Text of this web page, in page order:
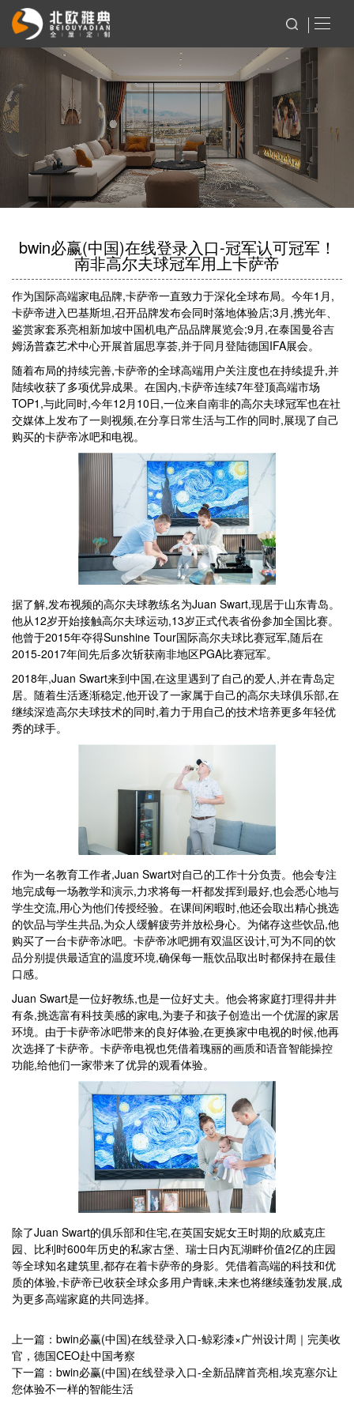
bwin必赢(中国)在线登录入口-冠军认可冠军！
南非高尔夫球冠军用上卡萨帝
作为国际高端家电品牌,卡萨帝一直致力于深化全球布局。今年1月,
卡萨帝进入巴基斯坦,召开品牌发布会同时落地体验店;3月,携光年、
鉴赏家套系亮相新加坡中国机电产品品牌展览会;9月,在泰国曼谷吉
姆汤普森艺术中心开展首届思享荟,并于同月登陆德国IFA展会。
随着布局的持续完善,卡萨帝的全球高端用户关注度也在持续提升,并
陆续收获了多项优异成果。在国内,卡萨帝连续7年登顶高端市场
TOP1,与此同时,今年12月10日,一位来自南非的高尔夫球冠军也在社
交媒体上发布了一则视频,在分享日常生活与工作的同时,展现了自己
购买的卡萨帝冰吧和电视。
据了解,发布视频的高尔夫球教练名为Juan Swart,现居于山东青岛。
他从12岁开始接触高尔夫球运动,13岁正式代表省份参加全国比赛。
他曾于2015年夺得Sunshine Tour国际高尔夫球比赛冠军,随后在
2015-2017年间先后多次斩获南非地区PGA比赛冠军。
2018年,Juan Swart来到中国,在这里遇到了自己的爱人,并在青岛定
居。随着生活逐渐稳定,他开设了一家属于自己的高尔夫球俱乐部,在
继续深造高尔夫球技术的同时,着力于用自己的技术培养更多年轻优
秀的球手。
作为一名教育工作者,Juan Swart对自己的工作十分负责。他会专注
地完成每一场教学和演示,力求将每一杆都发挥到最好,也会悉心地与
学生交流,用心为他们传授经验。在课间闲暇时,他还会取出精心挑选
的饮品与学生共品,为众人缓解疲劳并放松身心。为储存这些饮品,他
购买了一台卡萨帝冰吧。卡萨帝冰吧拥有双温区设计,可为不同的饮
品分别提供最适宜的温度环境,确保每一瓶饮品取出时都保持在最佳
口感。
Juan Swart是一位好教练,也是一位好丈夫。他会将家庭打理得井井
有条,挑选富有科技美感的家电,为妻子和孩子创造出一个优渥的家居
环境。由于卡萨帝冰吧带来的良好体验,在更换家中电视的时候,他再
次选择了卡萨帝。卡萨帝电视也凭借着瑰丽的画质和语音智能操控
功能,给他们一家带来了优异的观看体验。
除了Juan Swart的俱乐部和住宅,在英国安妮女王时期的欣威克庄
园、比利时600年历史的私家古堡、瑞士日内瓦湖畔价值2亿的庄园
等全球知名建筑里,都存在着卡萨帝的身影。凭借着高端的科技和优
质的体验,卡萨帝已收获全球众多用户青睐,未来也将继续蓬勃发展,成
为更多高端家庭的共同选择。
上一篇：bwin必赢(中国)在线登录入口-鲸彩漆×广州设计周｜完美收
官，德国CEO赴中国考察
下一篇：bwin必赢(中国)在线登录入口-全新品牌首亮相,埃克塞尔让
您体验不一样的智能生活